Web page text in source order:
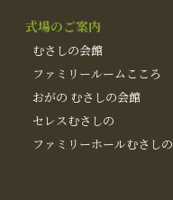
式場のご案内
むさしの会館
ファミリールームこころ
おがの むさしの会館
セレスむさしの
ファミリーホールむさしの